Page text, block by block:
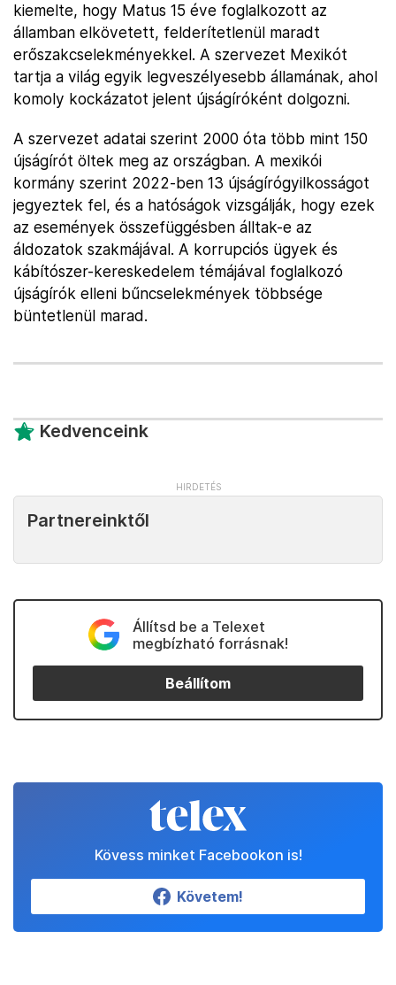
kiemelte, hogy Matus 15 éve foglalkozott az
államban elkövetett, felderítetlenül maradt
erőszakcselekményekkel. A szervezet Mexikót
tartja a világ egyik legveszélyesebb államának, ahol
komoly kockázatot jelent újságíróként dolgozni.
A szervezet adatai szerint 2000 óta több mint 150
újságírót öltek meg az országban. A mexikói
kormány szerint 2022-ben 13 újságírógyilkosságot
jegyeztek fel, és a hatóságok vizsgálják, hogy ezek
az események összefüggésben álltak-e az
áldozatok szakmájával. A korrupciós ügyek és
kábítószer-kereskedelem témájával foglalkozó
újságírók elleni bűncselekmények többsége
büntetlenül marad.
Kedvenceink
Partnereinktől
Állítsd be a Telexet
megbízható forrásnak!
Beállítom
Kövess minket Facebookon is!
Követem!